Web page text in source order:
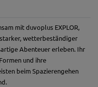
mit duvoplus EXPLOR,
wetterbeständiger
Abenteuer erleben. Ihr
und ihre
beim Spazierengehen